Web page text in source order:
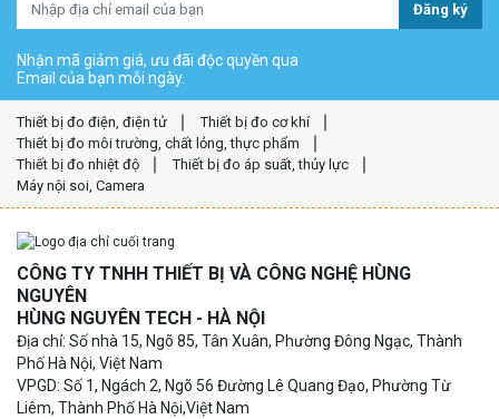
Đăng ký
Nhận mã giảm giá, ưu đãi độc quyền qua
Email của bạn mỗi ngày.
Thiết bị đo điện, điện tử
Thiết bị đo cơ khí
Thiết bị đo môi trường, chất lỏng, thực phẩm
Thiết bị đo nhiệt độ
Thiết bị đo áp suất, thủy lực
Máy nội soi, Camera
CÔNG TY TNHH THIẾT BỊ VÀ CÔNG NGHỆ HÙNG
NGUYÊN
HÙNG NGUYÊN TECH - HÀ NỘI
Địa chỉ: Số nhà 15, Ngõ 85, Tân Xuân, Phường Đông Ngạc, Thành
Phố Hà Nội, Việt Nam
VPGD: Số 1, Ngách 2, Ngõ 56 Đường Lê Quang Đạo, Phường Từ
Liêm, Thành Phố Hà Nội,Việt Nam